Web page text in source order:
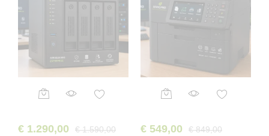
€ 1.290,00 €1.590,00
€ 549,00 €849,00